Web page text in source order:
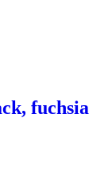
fuchsia